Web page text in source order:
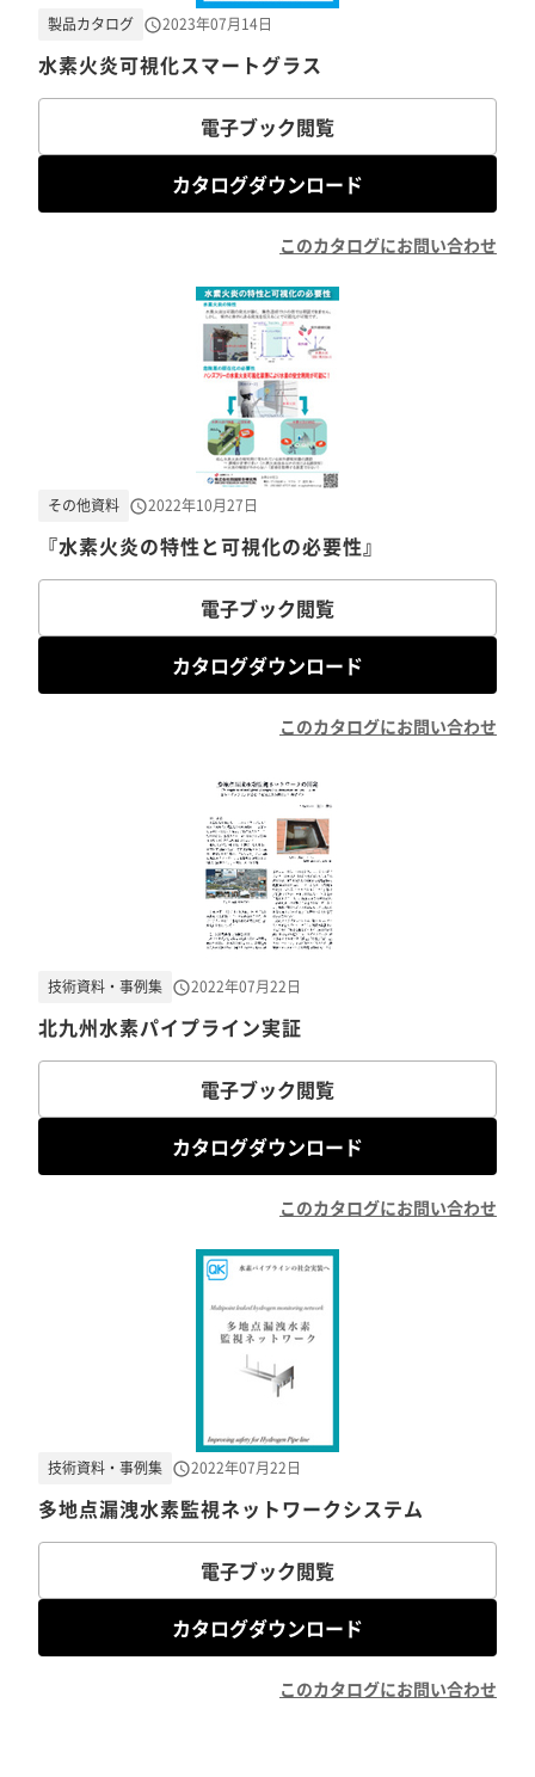
水素火炎可視化スマートグラス
製品カタログ 2023年07月14日
電子ブック閲覧
カタログダウンロード
このカタログにお問い合わせ
『水素火炎の特性と可視化の必要性』
その他資料 2022年10月27日
電子ブック閲覧
カタログダウンロード
このカタログにお問い合わせ
北九州水素パイプライン実証
技術資料・事例集 2022年07月22日
電子ブック閲覧
カタログダウンロード
このカタログにお問い合わせ
多地点漏洩水素監視ネットワークシステム
技術資料・事例集 2022年07月22日
電子ブック閲覧
カタログダウンロード
このカタログにお問い合わせ